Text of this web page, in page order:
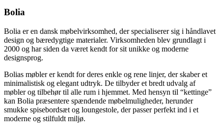
Bolia
Bolia er en dansk møbelvirksomhed, der specialiserer sig i håndlavet
design og bæredygtige materialer. Virksomheden blev grundlagt i
2000 og har siden da været kendt for sit unikke og moderne
designsprog.
Bolias møbler er kendt for deres enkle og rene linjer, der skaber et
minimalistisk og elegant udtryk. De tilbyder et bredt udvalg af
møbler og tilbehør til alle rum i hjemmet. Med hensyn til “kettinge”
kan Bolia præsentere spændende møbelmuligheder, herunder
smukke spisebordsæt og loungestole, der passer perfekt ind i et
moderne og stilfuldt miljø.